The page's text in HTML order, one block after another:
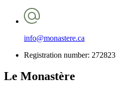
info@monastere.ca
Registration number: 272823
Le Monastère